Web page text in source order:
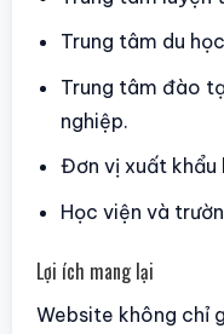
Trung tâm du
Trung tâm đào
nghiệp.
Đơn vị xuất khẩu
Học viện và
Lợi ích mang lại
Website không chỉ